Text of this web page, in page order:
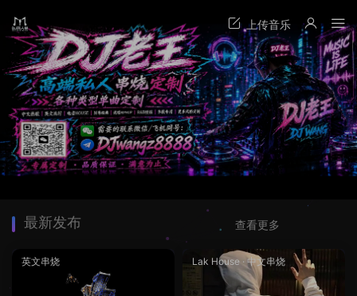
最新发布
英文串烧 Lak House · 中文串烧
查看更多